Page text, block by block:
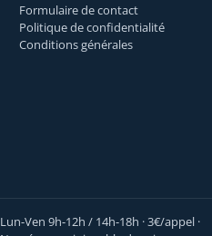
Formulaire de contact
Politique de confidentialité
Conditions générales
Lun-Ven 9h-12h / 14h-18h · 3€/appel ·